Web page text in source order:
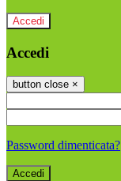
Accedi
Accedi
button close ×
Password dimenticata?